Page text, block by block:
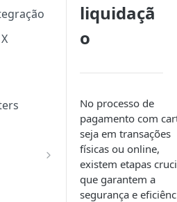
liquidaçã
o
No processo de
pagamento com
seja em transações
físicas ou online,
existem etapas
que garantem a
segurança e